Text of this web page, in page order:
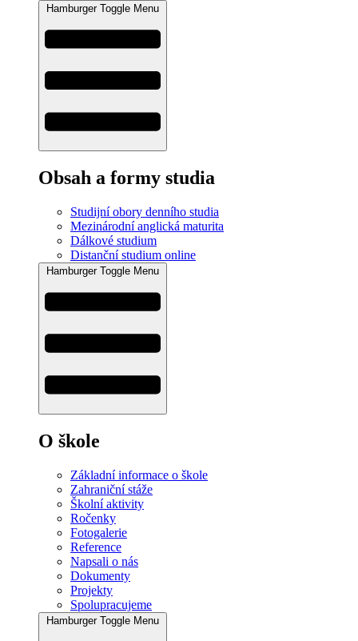
Hamburger Toggle Menu
Obsah a formy studia
Studijní obory denního studia
Mezinárodní anglická maturita
Dálkové studium
Distanční studium online
Hamburger Toggle Menu
O škole
Základní informace o škole
Zahraniční stáže
Školní aktivity
Ročenky
Fotogalerie
Reference
Napsali o nás
Dokumenty
Projekty
Spolupracujeme
Hamburger Toggle Menu